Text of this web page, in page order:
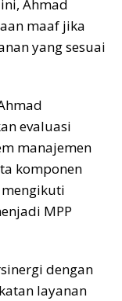
Ahmad
maaf jika
yang sesuai
evaluasi
manajemen
komponen
MPP
dengan
layanan